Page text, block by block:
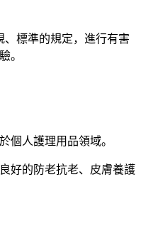
、標準的規定，進行有害
。
個人護理用品領域。
好的防老抗老、皮膚養護